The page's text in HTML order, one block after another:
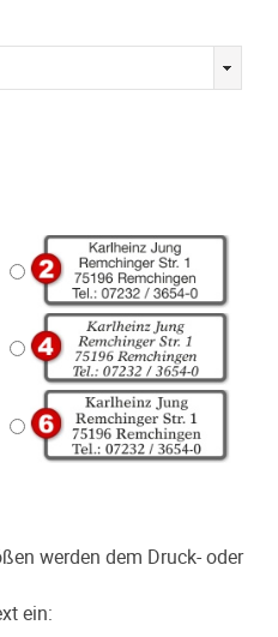
werden dem Druck- oder
ein: